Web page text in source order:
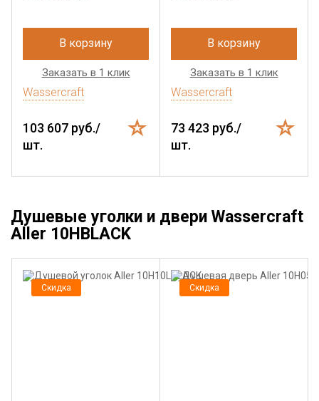
В корзину
Заказать в 1 клик
Wassercraft
103 607 руб./
шт.
В корзину
Заказать в 1 клик
Wassercraft
73 423 руб./
шт.
Душевые уголки и двери Wassercraft
Aller 10HBLACK
Скидка Скидка